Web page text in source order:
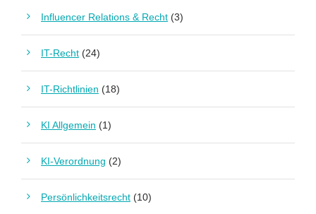
Influencer Relations & Recht (3)
IT-Recht (24)
IT-Richtlinien (18)
KI Allgemein (1)
KI-Verordnung (2)
Persönlichkeitsrecht (10)